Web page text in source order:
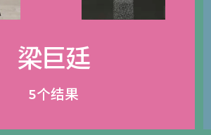
梁巨廷
5个结果